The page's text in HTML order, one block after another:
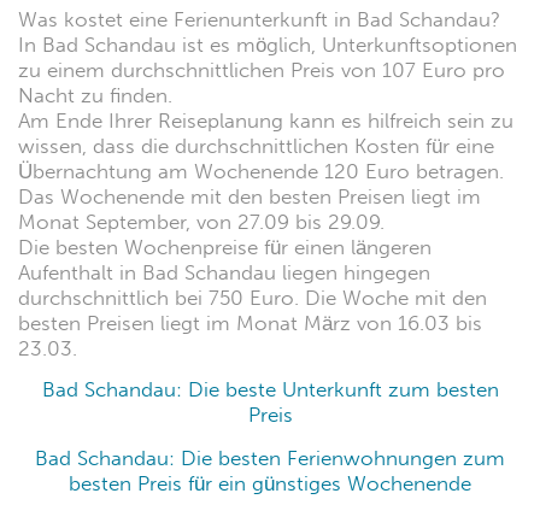
Was kostet eine Ferienunterkunft in Bad Schandau?
In Bad Schandau ist es möglich, Unterkunftsoptionen
zu einem durchschnittlichen Preis von 107 Euro pro
Nacht zu finden.
Am Ende Ihrer Reiseplanung kann es hilfreich sein zu
wissen, dass die durchschnittlichen Kosten für eine
Übernachtung am Wochenende 120 Euro betragen.
Das Wochenende mit den besten Preisen liegt im
Monat September, von 27.09 bis 29.09.
Die besten Wochenpreise für einen längeren
Aufenthalt in Bad Schandau liegen hingegen
durchschnittlich bei 750 Euro. Die Woche mit den
besten Preisen liegt im Monat März von 16.03 bis
23.03.
Bad Schandau: Die beste Unterkunft zum besten
Preis
Bad Schandau: Die besten Ferienwohnungen zum
besten Preis für ein günstiges Wochenende